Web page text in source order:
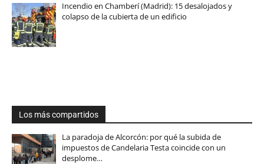
Incendio en Chamberí (Madrid): 15 desalojados y
colapso de la cubierta de un edificio
Los más compartidos
La paradoja de Alcorcón: por qué la subida de
impuestos de Candelaria Testa coincide con un
desplome…